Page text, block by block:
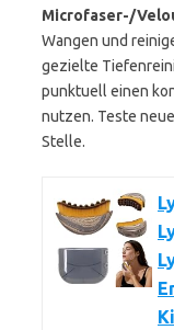
Microfaser-/
Wangen und
gezielte
punktuell einen
nutzen. Teste
Stelle.